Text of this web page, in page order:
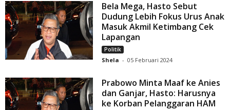
Bela Mega, Hasto Sebut
Dudung Lebih Fokus Urus Anak
Masuk Akmil Ketimbang Cek
Lapangan
Politik
Shela - 05 Februari 2024
Prabowo Minta Maaf ke Anies
dan Ganjar, Hasto: Harusnya
ke Korban Pelanggaran HAM